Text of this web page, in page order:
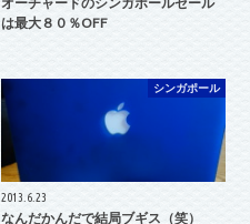
は最大８０％OFF
シンガポール
2013.6.23
なんだかんだで結局ブギス（笑）